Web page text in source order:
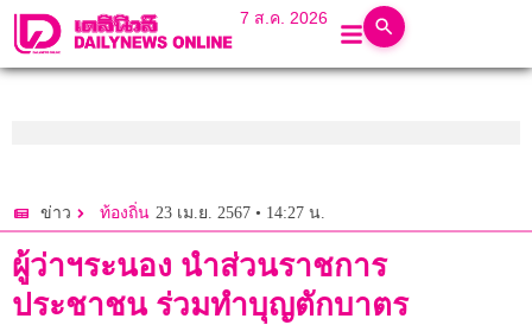
7 ส.ค. 2026
ข่าว ท้องถิ่น 23 เม.ย. 2567 • 14:27 น.
ผู้ว่าฯระนอง นำส่วนราชการ
ประชาชน ร่วมทำบุญตักบาตร